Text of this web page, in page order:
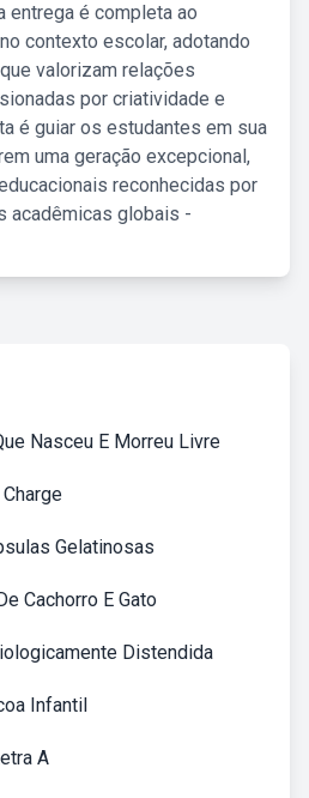
entrega é completa ao
contexto escolar, adotando
valorizam relações
por criatividade e
é guiar os estudantes em sua
uma geração excepcional,
reconhecidas por
acadêmicas globais -
Nasceu E Morreu Livre
Gelatinosas
Cachorro E Gato
Distendida
Infantil
A